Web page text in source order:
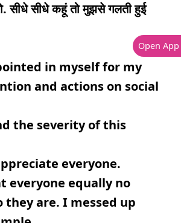
सीधे सीधे कहूं तो मुझसे गलती हुई
in myself for my
and actions on social
the severity of this
everyone.
everyone equally no
are. I messed up
Open App